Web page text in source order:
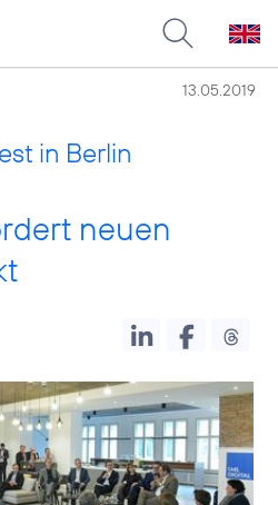
13.05.2019
in Berlin
neuen